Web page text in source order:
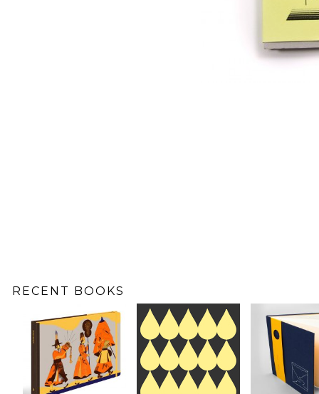
RECENT BOOKS